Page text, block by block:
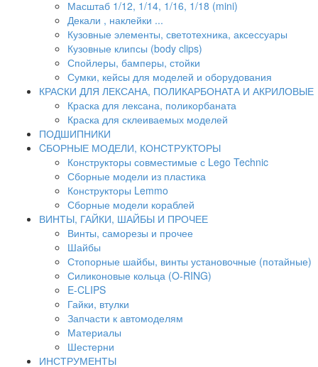
Масштаб 1/12, 1/14, 1/16, 1/18 (mini)
Декали , наклейки ...
Кузовные элементы, светотехника, аксессуары
Кузовные клипсы (body clips)
Спойлеры, бамперы, стойки
Сумки, кейсы для моделей и оборудования
КРАСКИ ДЛЯ ЛЕКСАНА, ПОЛИКАРБОНАТА И АКРИЛОВЫЕ
Краска для лексана, поликорбаната
Краска для склеиваемых моделей
ПОДШИПНИКИ
CБОРНЫЕ МОДЕЛИ, КОНСТРУКТОРЫ
Конструкторы совместимые с Lego Technic
Сборные модели из пластика
Конструкторы Lemmo
Сборные модели кораблей
ВИНТЫ, ГАЙКИ, ШАЙБЫ И ПРОЧЕЕ
Винты, саморезы и прочее
Шайбы
Стопорные шайбы, винты установочные (потайные)
Силиконовые кольца (O-RING)
E-CLIPS
Гайки, втулки
Запчасти к автомоделям
Материалы
Шестерни
ИНСТРУМЕНТЫ